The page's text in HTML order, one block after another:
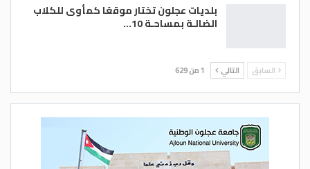
بلديات عجلون تختار موقعًا كمأوى للكلاب
الضالـة بمساحـة 10…
السابق التالي 1 من 629